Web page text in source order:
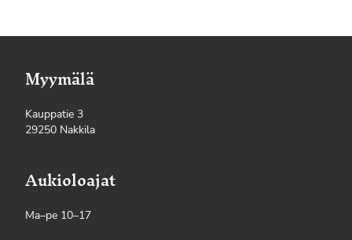
Myymälä
Kauppatie 3
29250 Nakkila
Aukioloajat
Ma–pe 10–17